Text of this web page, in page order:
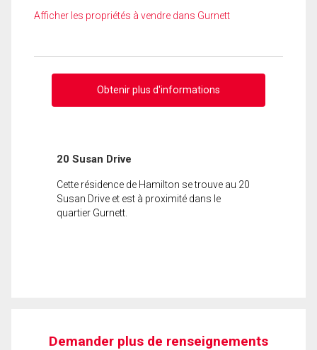
Afficher les propriétés à vendre dans Gurnett
Obtenir plus d'informations
20 Susan Drive
Cette résidence de Hamilton se trouve au 20
Susan Drive et est à proximité dans le
quartier Gurnett.
Demander plus de renseignements